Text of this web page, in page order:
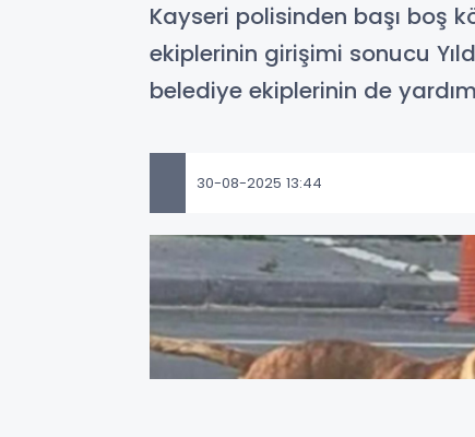
Kayseri polisinden başı boş
ekiplerinin girişimi sonucu
belediye ekiplerinin de
30-08-2025 13:44